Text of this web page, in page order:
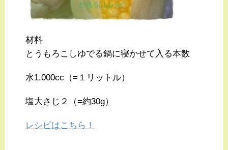
材料
とうもろこしゆでる鍋に寝かせて入る本数
水1,000cc（=１リットル）
塩大さじ２（=約30g）
レシピはこちら！